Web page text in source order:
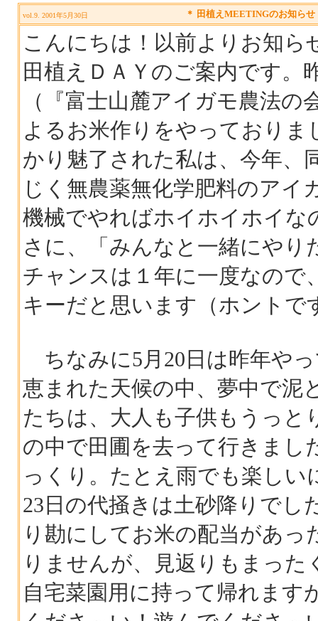
vol.9. 2001年5月30日 ＊ 田植えMEETINGのお知らせ
こんにちは！以前よりお知
田植えＤＡＹのご案内です。
（『富士山麓アイガモ農法
よるお米作りをやっており
かり魅了された私は、今年、
じく無農薬無化学肥料のアイ
機械でやればホイホイホイな
さに、「みんなと一緒にや
チャンスは１年に一度なので
キーだと思います（ホントで
ちなみに5月20日は昨年や
恵まれた天候の中、夢中で泥
たちは、大人も子供もうっと
の中で田圃を去って行きまし
っくり。たとえ雨でも楽し
23日の代掻きは土砂降りでし
り勘にしてお米の配当があ
りませんが、見返りもまっ
自宅菜園用に持って帰れます